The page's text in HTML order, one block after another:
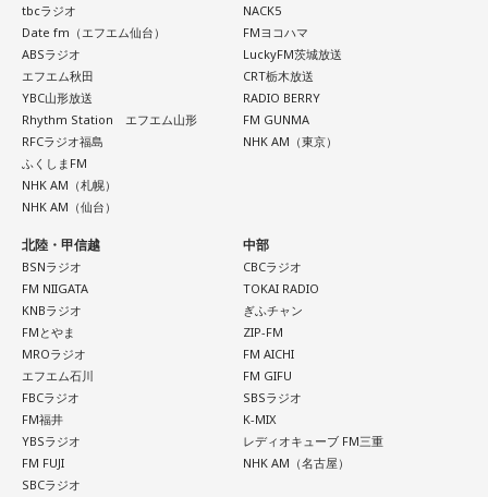
tbcラジオ
Date fm（エフエム仙台）
ABSラジオ
エフエム秋田
YBC山形放送
Rhythm Station エフエム山形
RFCラジオ福島
ふくしまFM
NHK AM（札幌）
NHK AM（仙台）
NACK5
FMヨコハマ
LuckyFM茨城放送
CRT栃木放送
RADIO BERRY
FM GUNMA
NHK AM（東京）
北陸・甲信越
BSNラジオ
FM NIIGATA
KNBラジオ
FMとやま
MROラジオ
エフエム石川
FBCラジオ
FM福井
YBSラジオ
FM FUJI
SBCラジオ
中部
CBCラジオ
TOKAI RADIO
ぎふチャン
ZIP-FM
FM AICHI
FM GIFU
SBSラジオ
K-MIX
レディオキューブ FM三重
NHK AM（名古屋）